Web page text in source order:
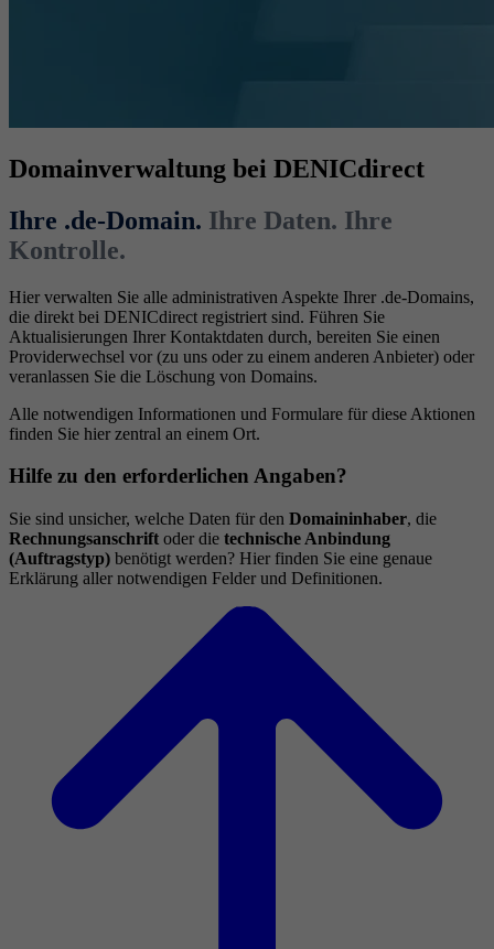
Domainverwaltung bei DENICdirect
Ihre .de-Domain. Ihre Daten. Ihre
Kontrolle.
Hier verwalten Sie alle administrativen Aspekte Ihrer .de-Domains,
die direkt bei DENICdirect registriert sind. Führen Sie
Aktualisierungen Ihrer Kontaktdaten durch, bereiten Sie einen
Providerwechsel vor (zu uns oder zu einem anderen Anbieter) oder
veranlassen Sie die Löschung von Domains.
Alle notwendigen Informationen und Formulare für diese Aktionen
finden Sie hier zentral an einem Ort.
Hilfe zu den erforderlichen Angaben?
Sie sind unsicher, welche Daten für den Domaininhaber, die
Rechnungsanschrift oder die technische Anbindung
(Auftragstyp) benötigt werden? Hier finden Sie eine genaue
Erklärung aller notwendigen Felder und Definitionen.